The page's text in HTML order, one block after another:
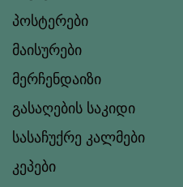
პოსტერები
მაისურები
მერჩენდაიზი
გასაღების საკიდი
სასაჩუქრე კალმები
კეპები